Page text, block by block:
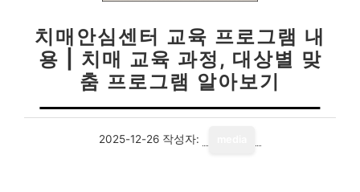
치매안심센터 교육 프로그램 내
용 | 치매 교육 과정, 대상별 맞
춤 프로그램 알아보기
2025-12-26 작성자: